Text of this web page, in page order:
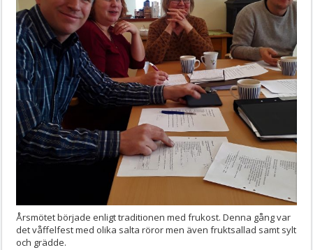
Årsmötet började enligt traditionen med frukost. Denna gång var
det våffelfest med olika salta röror men även fruktsallad samt sylt
och grädde.